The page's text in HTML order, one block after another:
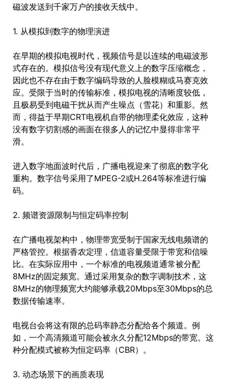
磁波发送到千家万户的接收天线中。
1. 从模拟到数字的物理演进
在早期的模拟电视时代，视频信号是以连续的电磁波形
式存在的。模拟信号没有现代意义上的数字压缩概念，
因此也不存在由于数字编码导致的人脸模糊或马赛克效
应。受限于当时的传输标准，模拟电视的清晰度较低，
且极易受到电磁干扰从而产生噪点（雪花）和重影。然
而，得益于早期CRT电视机自带的物理柔化效应，这种
没有数字切割感的画面在很多人的记忆中显得非常平
滑。
进入数字地面波时代后，广播电视迎来了彻底的数字化
重构。数字信号采用了MPEG-2或H.264等标准进行编
码。
2. 频谱资源限制与恒定码率控制
在广播电视架构中，物理带宽受制于国家无线电频谱的
严格管控。根据香农定理，信道容量受限于带宽和信噪
比。在实际应用中，一个标准的电视频道通常被分配
8MHz的固定频宽。通过采用复杂的数字调制技术，这
8MHz的物理频宽大约能够承载20Mbps至30Mbps的总
数据传输速率。
电视台会将这有限的总码率静态分配给各个频道。例
如，一个高清频道可能会被永久分配12Mbps的带宽。这
种分配模式被称为恒定码率（CBR）。
3. 动态场景下的画质表现